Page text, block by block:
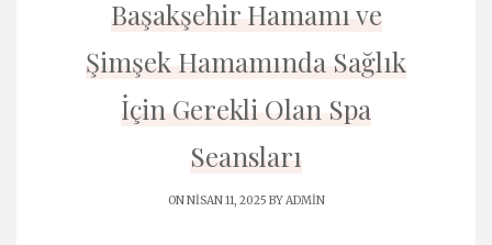
Başakşehir Hamamı ve
Şimşek Hamamında Sağlık
İçin Gerekli Olan Spa
Seansları
ON NISAN 11, 2025 BYADMIN